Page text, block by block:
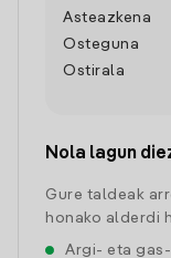
Asteazkena
Osteguna
Ostirala
Nola lagun
Gure taldeak
honako alderdi
Argi- eta